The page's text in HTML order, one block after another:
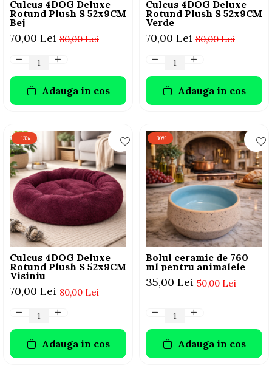
Culcus 4DOG Deluxe
Rotund Plush S 52x9CM
Bej
80,00 Lei
70,00 Lei
Adauga in cos
Culcus 4DOG Deluxe
Rotund Plush S 52x9CM
Verde
80,00 Lei
70,00 Lei
Adauga in cos
-13%
Culcus 4DOG Deluxe
Rotund Plush S 52x9CM
Visiniu
80,00 Lei
70,00 Lei
Adauga in cos
-30%
Bolul ceramic de 760
ml pentru animalele
50,00 Lei
35,00 Lei
Adauga in cos